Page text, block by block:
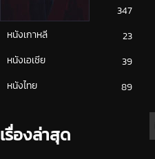
347
หนังเกาหลี
23
หนังเอเชีย
39
หนังไทย
89
เรื่องล่าสุด